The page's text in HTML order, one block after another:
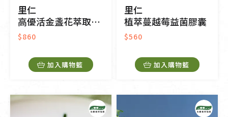
里仁
高優活金盞花萃取物葉黃素膠囊
$860
加入購物籃
里仁
植萃蔓越莓益菌膠囊
$560
加入購物籃